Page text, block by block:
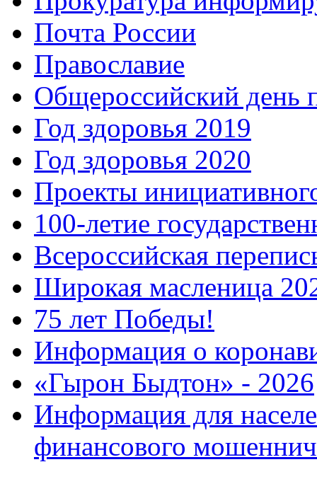
Почта России
Православие
Общероссийский день
Год здоровья 2019
Год здоровья 2020
Проекты
100-летие
Всероссийская
Широкая масленица
75 лет Победы!
Информация о
«Гырон Быдтон» - 2026
Информация для
финансового